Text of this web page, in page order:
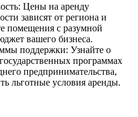
Цены на аренду
зависят от региона и
помещения с разумной
вашего бизнеса.
поддержки: Узнайте о
программах
предпринимательства,
льготные условия аренды.